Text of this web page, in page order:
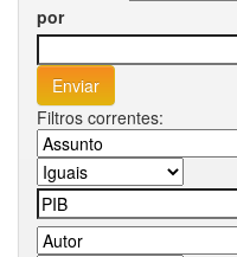
por
Filtros correntes: